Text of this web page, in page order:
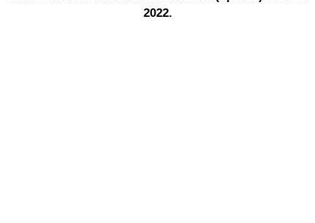
2022.